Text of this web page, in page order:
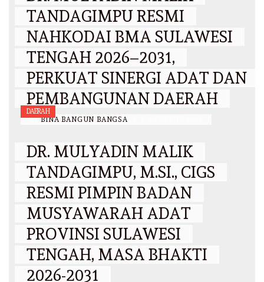
TANDAGIMPU RESMI
NAHKODAI BMA SULAWESI
TENGAH 2026–2031,
PERKUAT SINERGI ADAT DAN
PEMBANGUNAN DAERAH
BY BINA BANGUN BANGSA
DAERAH
DR. MULYADIN MALIK
TANDAGIMPU, M.SI., CIGS
RESMI PIMPIN BADAN
MUSYAWARAH ADAT
PROVINSI SULAWESI
TENGAH, MASA BHAKTI
2026-2031